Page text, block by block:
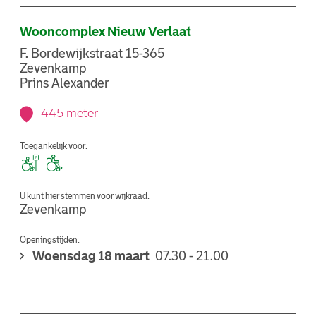
Wooncomplex Nieuw Verlaat
F. Bordewijkstraat 15-365
Zevenkamp
Prins Alexander
445 meter
Toegankelijk voor:
U kunt hier stemmen voor wijkraad:
Zevenkamp
Openingstijden:
Woensdag 18 maart 07.30 - 21.00